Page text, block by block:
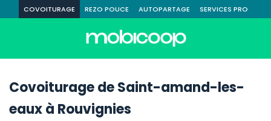
COVOITURAGE REZO POUCE AUTOPARTAGE SERVICES PRO
Covoiturage de Saint-amand-les-
eaux à Rouvignies